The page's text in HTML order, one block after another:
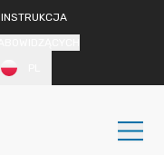
INSTRUKCJA